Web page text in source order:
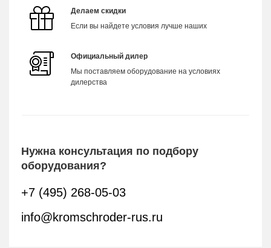
Делаем скидки
Если вы найдете условия лучше наших
Официальный дилер
Мы поставляем оборудование на условиях
дилерства
Нужна консультация по подбору
оборудования?
+7 (495) 268-05-03
info@kromschroder-rus.ru